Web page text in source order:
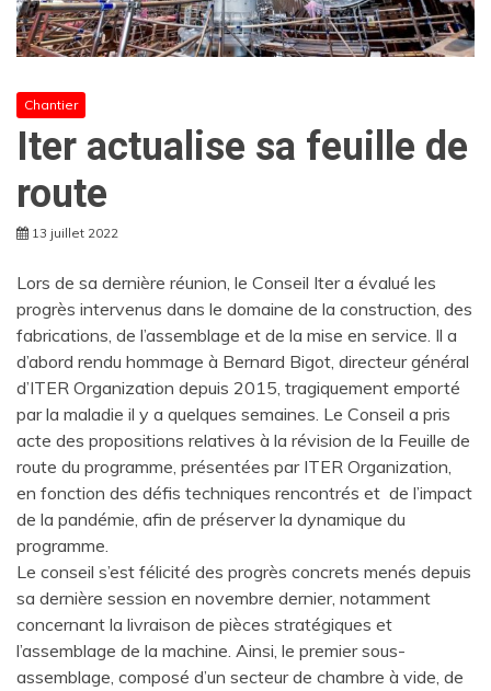
Chantier
Iter actualise sa feuille de
route
13 juillet 2022
Lors de sa dernière réunion, le Conseil Iter a évalué les
progrès intervenus dans le domaine de la construction, des
fabrications, de l’assemblage et de la mise en service. Il a
d’abord rendu hommage à Bernard Bigot, directeur général
d’ITER Organization depuis 2015, tragiquement emporté
par la maladie il y a quelques semaines. Le Conseil a pris
acte des propositions relatives à la révision de la Feuille de
route du programme, présentées par ITER Organization,
en fonction des défis techniques rencontrés et de l’impact
de la pandémie, afin de préserver la dynamique du
programme.
Le conseil s’est félicité des progrès concrets menés depuis
sa dernière session en novembre dernier, notamment
concernant la livraison de pièces stratégiques et
l’assemblage de la machine. Ainsi, le premier sous-
assemblage, composé d’un secteur de chambre à vide, de